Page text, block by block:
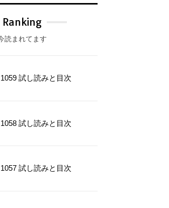
Ranking
読まれてます
試し読みと目次
試し読みと目次
試し読みと目次